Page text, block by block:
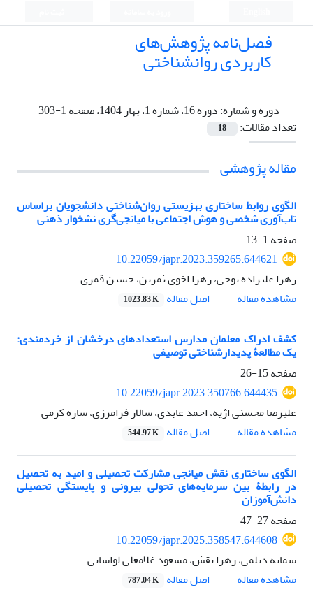
فصل‌نامه پژوهش‌های
کاربردی روانشناختی
دوره و شماره:دوره 16، شماره 1، بهار 1404، صفحه 1-303
تعداد مقالات:
18
مقاله پژوهشی
الگوی روابط ساختاری بهزیستی روان‌شناختی دانشجویان براساس
تاب‌آوری شخصی و هوش اجتماعی با میانجی‌گری نشخوار ذهنی
صفحه1-13
10.22059/japr.2023.359265.644621
زهرا علیزاده نوحی، زهرا اخوی ثمرین، حسین قمری
مشاهده مقاله
اصل مقاله 1023.83 K
کشف ادراک معلمان مدارس استعدادهای درخشان از خردمندی:
یک مطالعۀ پدیدارشناختی توصیفی
صفحه15-26
10.22059/japr.2023.350766.644435
علیرضا محسنی اژیه، احمد عابدی، سالار فرامرزی، ساره کرمی
مشاهده مقاله
اصل مقاله 544.97 K
الگوی ساختاری نقش میانجی مشارکت تحصیلی و امید به تحصیل
در رابطۀ بین سرمایه‌های تحولی بیرونی و پایستگی تحصیلی
دانش‌آموزان
صفحه27-47
10.22059/japr.2025.358547.644608
سمانه دیلمی، زهرا نقش، مسعود غلامعلی لواسانی
مشاهده مقاله
اصل مقاله 787.04 K